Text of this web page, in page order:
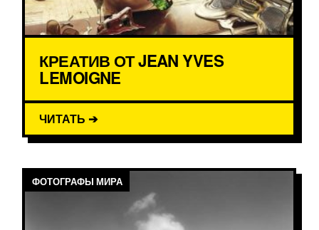
КРЕАТИВ ОТ JEAN YVES
LEMOIGNE
ЧИТАТЬ ➔
ФОТОГРАФЫ МИРА